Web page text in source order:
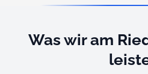
Was wir am